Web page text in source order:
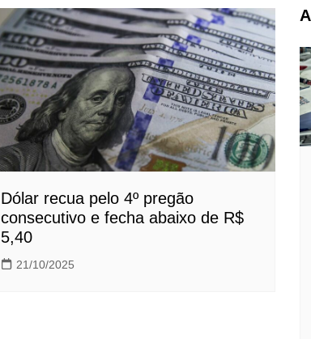
Dólar recua pelo 4º pregão
consecutivo e fecha abaixo de R$
5,40
21/10/2025